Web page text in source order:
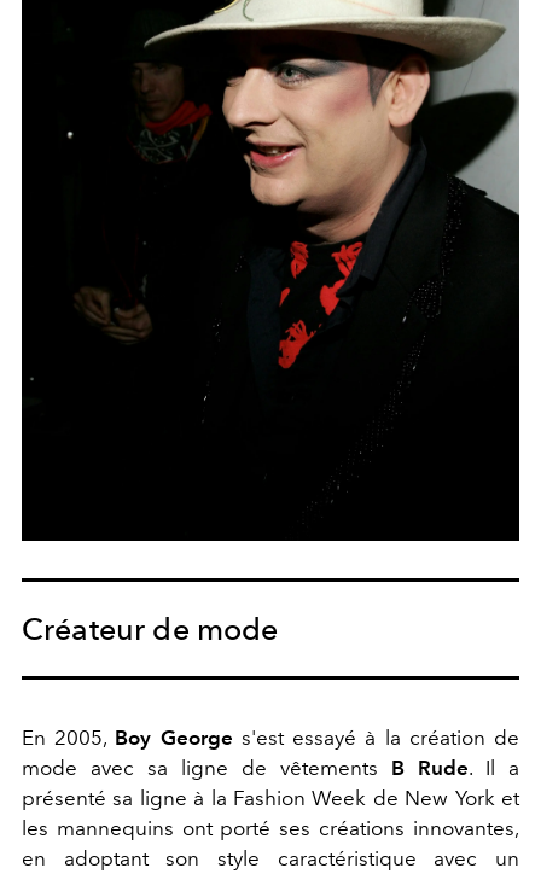
Créateur de mode
En 2005, Boy George s'est essayé à la création de
mode avec sa ligne de vêtements B Rude. Il a
présenté sa ligne à la Fashion Week de New York et
les mannequins ont porté ses créations innovantes,
en adoptant son style caractéristique avec un